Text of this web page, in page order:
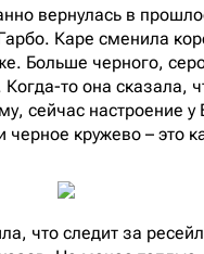
вернулась в
Каре сменила
Больше черного,
то она сказала,
сейчас настроение у
кружево – это
что следит за